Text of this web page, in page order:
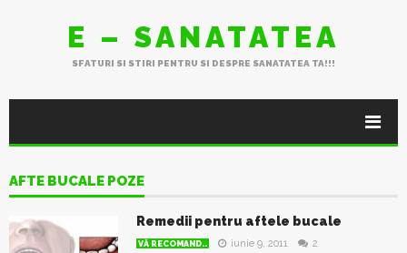
E – SANATATEA
SFATURI SI STIRI PENTRU SI DESPRE SANATATEA TA!!!
AFTE BUCALE POZE
Remedii pentru aftele bucale
VĂ RECOMAND.. iunie 9, 2011 2